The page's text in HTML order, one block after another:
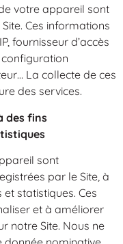
votre appareil sont
Ces informations
fournisseur d’accès
La collecte de ces
des services.
des fins
sont
par le Site, à
statistiques. Ces
et à améliorer
notre Site. Nous ne